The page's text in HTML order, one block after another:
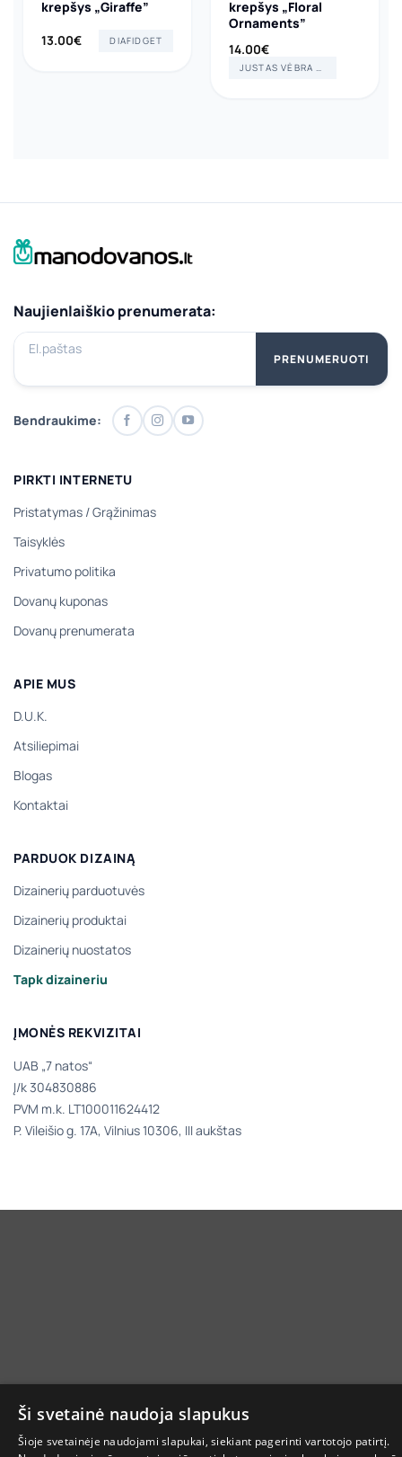
krepšys „Giraffe”
13.00€ DIAFIDGET
krepšys „Floral
Ornaments”
14.00€
JUSTAS VĖBRA ART
Naujienlaiškio prenumerata:
El.paštas
PRENUMERUOTI
Bendraukime:
PIRKTI INTERNETU
Pristatymas /Grąžinimas
Taisyklės
Privatumo politika
Dovanų kuponas
Dovanų prenumerata
APIE MUS
D.U.K.
Atsiliepimai
Blogas
Kontaktai
PARDUOK DIZAINĄ
Dizainerių parduotuvės
Dizainerių produktai
Dizainerių nuostatos
Tapk dizaineriu
ĮMONĖS REKVIZITAI
UAB „7 natos“
Į/k 304830886
PVM m.k. LT100011624412
P. Vileišio g. 17A, Vilnius 10306, III aukštas
Ši svetainė naudoja slapukus
Šioje svetainėje naudojami slapukai, siekiant pagerinti vartotojo patirtį.